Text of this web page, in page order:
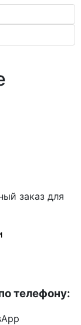
заказ для
телефону: